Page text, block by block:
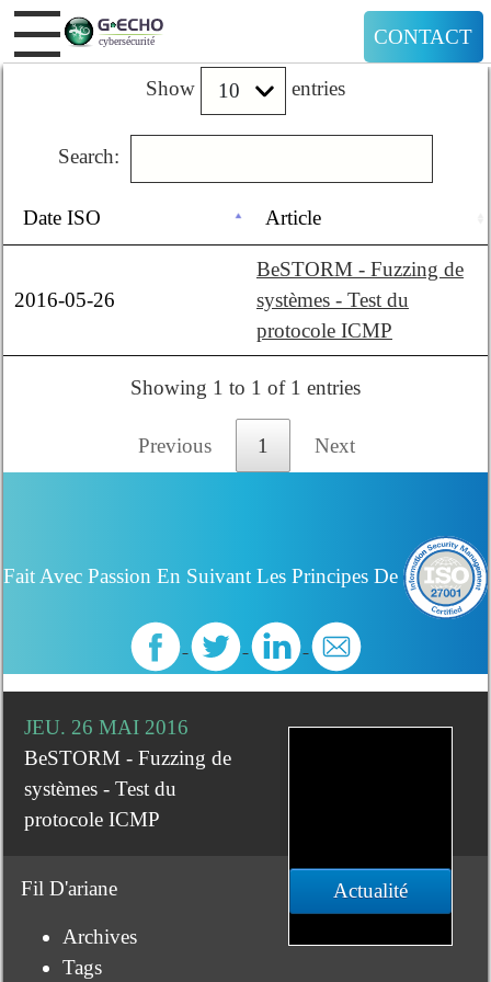
CONTACT
Show entries
Search:
Date ISO Article
2016-05-26
BeSTORM - Fuzzing de
systèmes - Test du
protocole ICMP
Showing 1 to 1 of 1 entries
Previous 1 Next
Fait Avec Passion En Suivant Les Principes De
Actualité
JEU. 26 MAI 2016
BeSTORM - Fuzzing de
systèmes - Test du
protocole ICMP
Fil D'ariane
Archives
Tags